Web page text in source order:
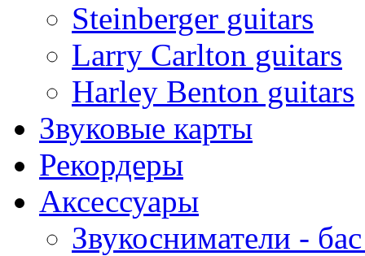
Steinberger guitars
Larry Carlton guitars
Harley Benton guitars
Звуковые карты
Рекордеры
Аксессуары
Звукосниматели -